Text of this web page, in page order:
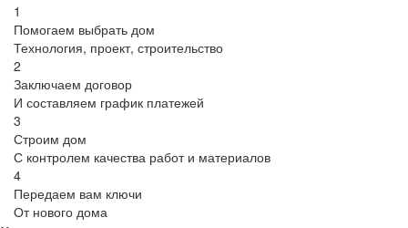
1
Помогаем выбрать дом
Технология, проект, строительство
2
Заключаем договор
И составляем график платежей
3
Строим дом
С контролем качества работ и материалов
4
Передаем вам ключи
От нового дома